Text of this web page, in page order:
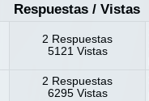
Respuestas /Vistas
2 Respuestas
5121 Vistas
2 Respuestas
6295 Vistas